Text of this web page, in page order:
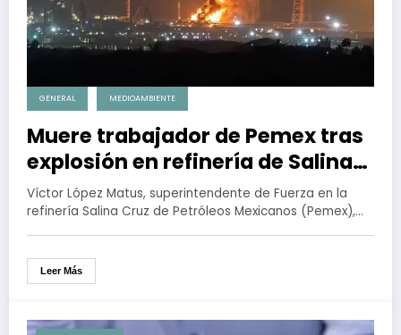
GENERAL MEDIOAMBIENTE
Muere trabajador de Pemex tras
explosión en refinería de Salina
Cruz, Oaxaca
Víctor López Matus, superintendente de Fuerza en la
refinería Salina Cruz de Petróleos Mexicanos (Pemex),…
Leer Más